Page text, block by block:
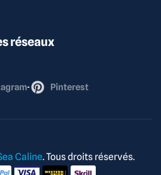
réseaux
Pinterest
Caline. Tous droits réservés.